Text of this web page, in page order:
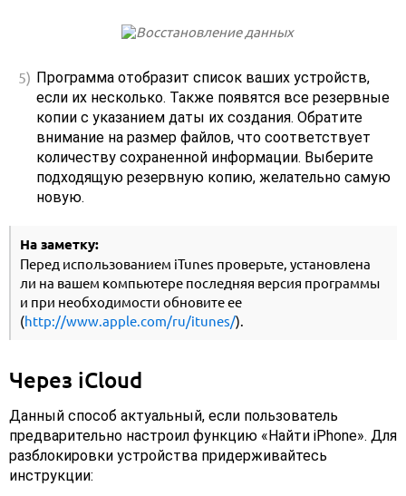
Программа отобразит список ваших устройств,
если их несколько. Также появятся все резервные
копии с указанием даты их создания. Обратите
внимание на размер файлов, что соответствует
количеству сохраненной информации. Выберите
подходящую резервную копию, желательно самую
новую.
На заметку:
Перед использованием iTunes проверьте, установлена
ли на вашем компьютере последняя версия программы
и при необходимости обновите ее
(http://www.apple.com/ru/itunes/).
Через iCloud
Данный способ актуальный, если пользователь
предварительно настроил функцию «Найти iPhone». Для
разблокировки устройства придерживайтесь
инструкции: